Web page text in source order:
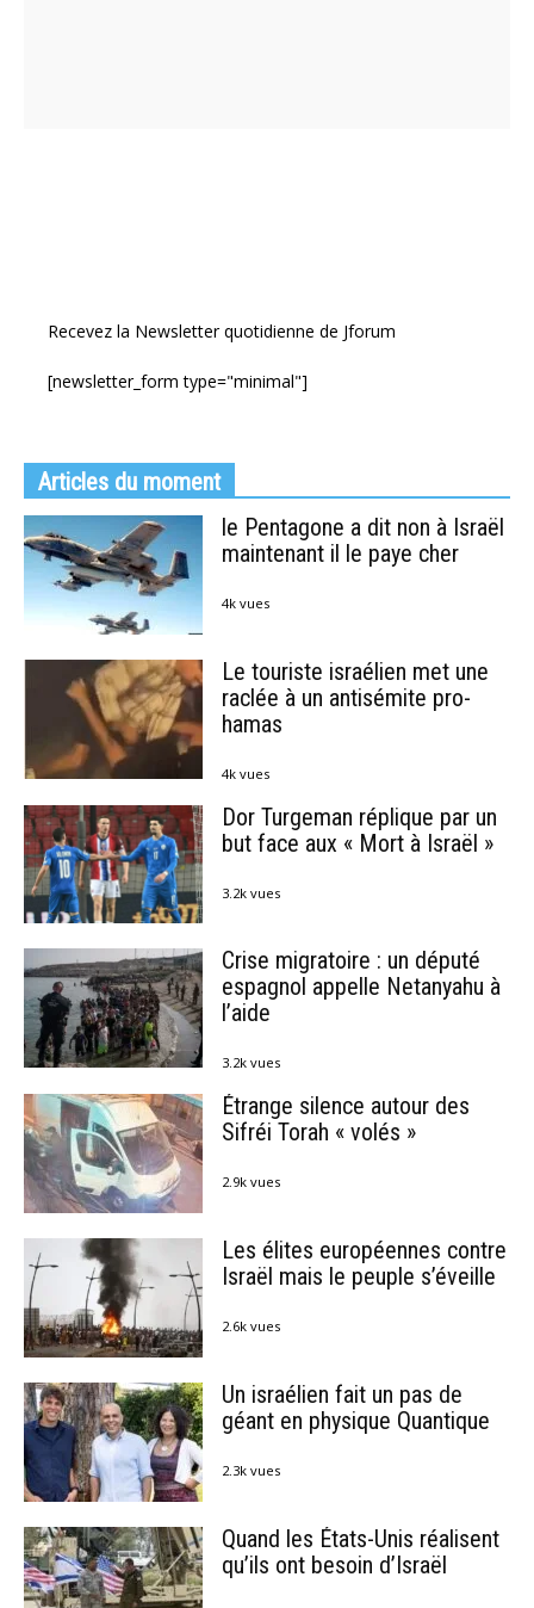
Recevez la Newsletter quotidienne de Jforum
[newsletter_form type="minimal"]
Articles du moment
le Pentagone a dit non à Israël
maintenant il le paye cher
4k vues
Le touriste israélien met une
raclée à un antisémite pro-
hamas
4k vues
Dor Turgeman réplique par un
but face aux « Mort à Israël »
3.2k vues
Crise migratoire : un député
espagnol appelle Netanyahu à
l’aide
3.2k vues
Étrange silence autour des
Sifréi Torah « volés »
2.9k vues
Les élites européennes contre
Israël mais le peuple s’éveille
2.6k vues
Un israélien fait un pas de
géant en physique Quantique
2.3k vues
Quand les États-Unis réalisent
qu’ils ont besoin d’Israël